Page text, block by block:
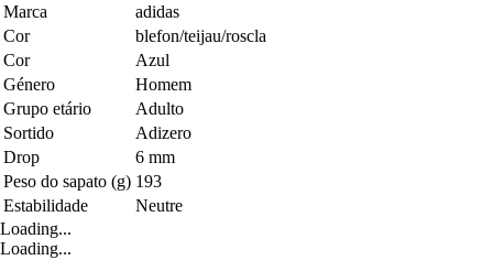
Marca
adidas
Cor
blefon/teijau/roscla
Cor
Azul
Género
Homem
Grupo etário
Adulto
Sortido
Adizero
Drop
6 mm
Peso do sapato (g) 193
Estabilidade
Neutre
Loading...
Loading...